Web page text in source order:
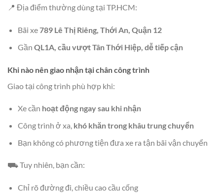
📍 Địa điểm thường dùng tại TP.HCM:
Bãi xe789 Lê Thị Riêng, Thới An, Quận 12
Gần QL1A, cầu vượt Tân Thới Hiệp, dễ tiếp cận
Khi nào nên giao nhận tại chân công trình
Giao tại công trình phù hợp khi:
Xe cần hoạt động ngay sau khi nhận
Công trình ở xa, khó khăn trong khâu trung chuyển
Bạn không có phương tiện đưa xe ra tận bãi vận chuyển
⛟ Tuy nhiên, bạn cần:
Chỉ rõ đường đi, chiều cao cầu cống